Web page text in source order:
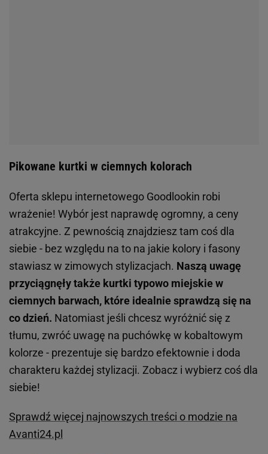
Pikowane kurtki w ciemnych kolorach
Oferta sklepu internetowego Goodlookin robi
wrażenie! Wybór jest naprawdę ogromny, a ceny
atrakcyjne. Z pewnością znajdziesz tam coś dla
siebie - bez względu na to na jakie kolory i fasony
stawiasz w zimowych stylizacjach. Naszą uwagę
przyciągnęły także kurtki typowo miejskie w
ciemnych barwach, które idealnie sprawdzą się na
co dzień. Natomiast jeśli chcesz wyróżnić się z
tłumu, zwróć uwagę na puchówkę w kobaltowym
kolorze - prezentuje się bardzo efektownie i doda
charakteru każdej stylizacji. Zobacz i wybierz coś dla
siebie!
Sprawdź więcej najnowszych treści o modzie na
Avanti24.pl